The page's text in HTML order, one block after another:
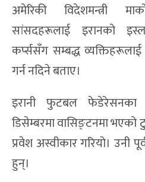
अमेरिकी विदेशमन्त्री
सांसदहरूलाई इरानको
कर्प्ससँग सम्बद्ध
गर्न नदिने बताए।
इरानी फुटबल फेडेरेसनका
डिसेम्बरमा वासिङ्टनमा भएको
प्रवेश अस्वीकार गरियो। उनी
हुन्।